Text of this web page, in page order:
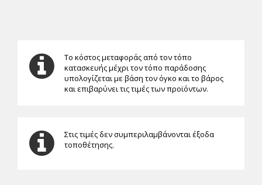
Το κόστος μεταφοράς από τον τόπο
κατασκευής μέχρι τον τόπο παράδοσης
υπολογίζεται με βάση τον όγκο και το βάρος
και επιβαρύνει τις τιμές των προϊόντων.
Στις τιμές δεν συμπεριλαμβάνονται έξοδα
τοποθέτησης.